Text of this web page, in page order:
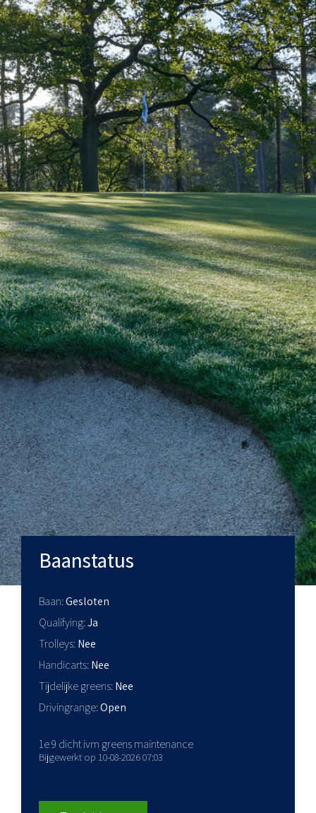
Baanstatus
Baan Gesloten
Qualifying Ja
Trolleys Nee
Handicarts Nee
Tijdelijke greens Nee
Drivingrange Open
1e 9 dicht ivm greens maintenance
Bijgewerkt op 10-08-2026 07:03